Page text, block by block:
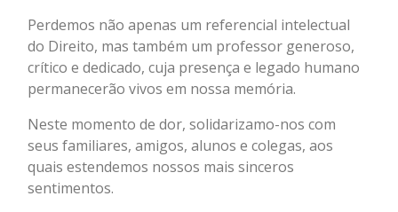
Perdemos não apenas um referencial intelectual
do Direito, mas também um professor generoso,
crítico e dedicado, cuja presença e legado humano
permanecerão vivos em nossa memória.
Neste momento de dor, solidarizamo-nos com
seus familiares, amigos, alunos e colegas, aos
quais estendemos nossos mais sinceros
sentimentos.